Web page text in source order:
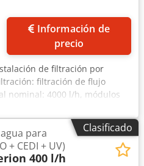
precio
de filtración por
filtración de flujo
nominal: 4000 l/h, módulos
total: aproximadamente
°C, presión de
S7-300. Las válvulas
realizar una visita in situ.
Clasificado
para
+ CEDI + UV)
400 l/h